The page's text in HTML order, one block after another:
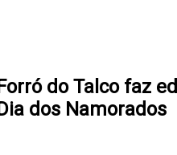
Forró do Talco faz
Dia dos Namorados